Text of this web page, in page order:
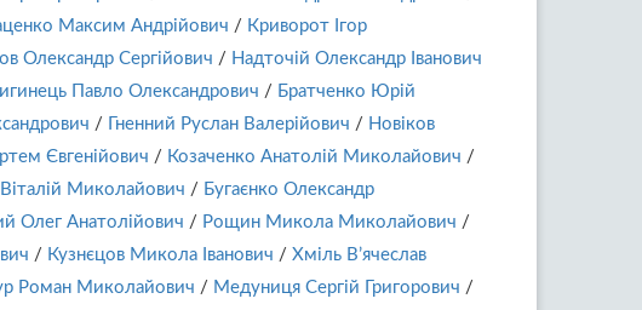
Максим Андрійович / Криворот Ігор
Олександр Сергійович / Надточій Олександр Іванович
Павло Олександрович / Братченко Юрій
/ Гненний Руслан Валерійович / Новіков
Євгенійович / Козаченко Анатолій Миколайович /
Миколайович / Бугаєнко Олександр
Олег Анатолійович / Рощин Микола Миколайович /
/ Кузнєцов Микола Іванович / Хміль В’ячеслав
Роман Миколайович / Медуниця Сергій Григорович /